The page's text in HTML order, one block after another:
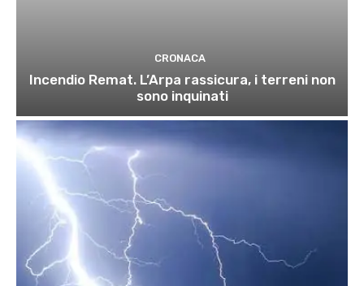
CRONACA
Incendio Remat. L’Arpa rassicura, i terreni non
sono inquinati